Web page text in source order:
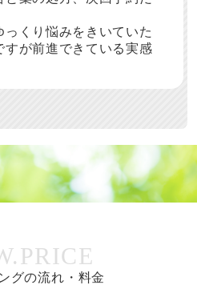
っくり悩みをきいていた
すが前進できている実感
グの流れ・料金